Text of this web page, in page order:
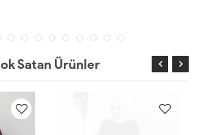
Satan Ürünler